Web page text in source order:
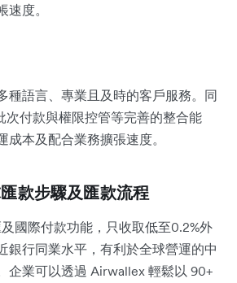
度。
種語言、專業且及時的客戶服務。同
次付款與權限控管等完善的整合能
成本及配合業務擴張速度。
款步驟及匯款流程
國際付款功能，只收取低至0.2%外
銀行同業水平，有利於全球營運的中
企業可以透過 Airwallex 輕鬆以 90+